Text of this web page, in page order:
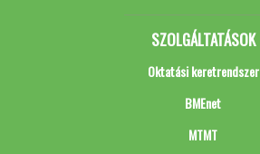
SZOLGÁLTATÁSOK
Oktatási keretrendszer
BMEnet
MTMT